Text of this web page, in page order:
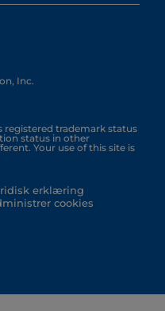
Inc.
registered trademark status
status in other
Your use of this site is
erklæring
cookies